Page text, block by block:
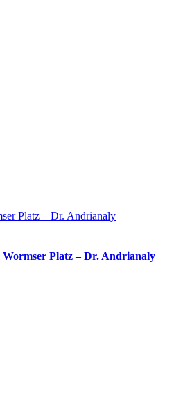
Platz – Dr. Andrianaly
Platz – Dr. Andrianaly